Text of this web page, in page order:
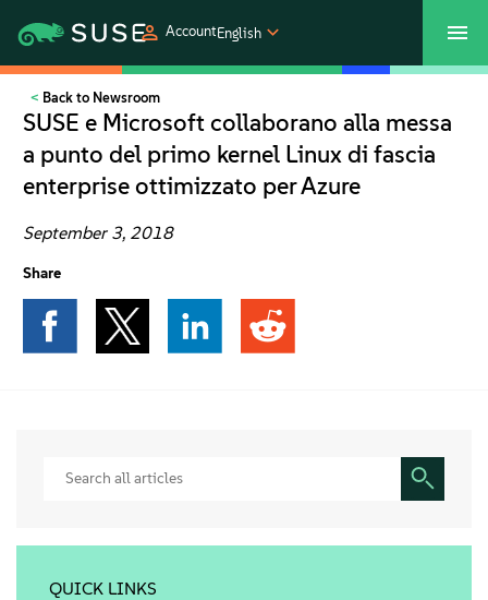
AccountEnglish
SUSECON 2027
Products
Solutions
Support
Back to Newsroom
SUSE e Microsoft collaborano alla messa
a punto del primo kernel Linux di fascia
enterprise ottimizzato per Azure
September 3, 2018
Share
QUICK LINKS